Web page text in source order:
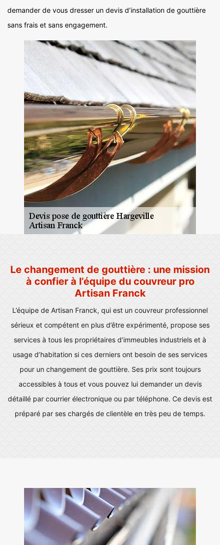
demander de vous dresser un devis d’installation de gouttière
sans frais et sans engagement.
Le changement de gouttière : une mission
à confier à l’équipe du couvreur pro
Artisan Franck
L’équipe de Artisan Franck, qui est un couvreur professionnel
sérieux et compétent en plus d’être expérimenté, propose ses
services à tous les propriétaires d’immeubles industriels et à
usage d’habitation si ces derniers ont besoin de ses services
pour un changement de gouttière. Ses prix sont toujours
accessibles à tous et vous pouvez lui demander un devis
détaillé par courrier électronique ou par téléphone. Ce devis est
préparé par ses chargés de clientèle en très peu de temps.